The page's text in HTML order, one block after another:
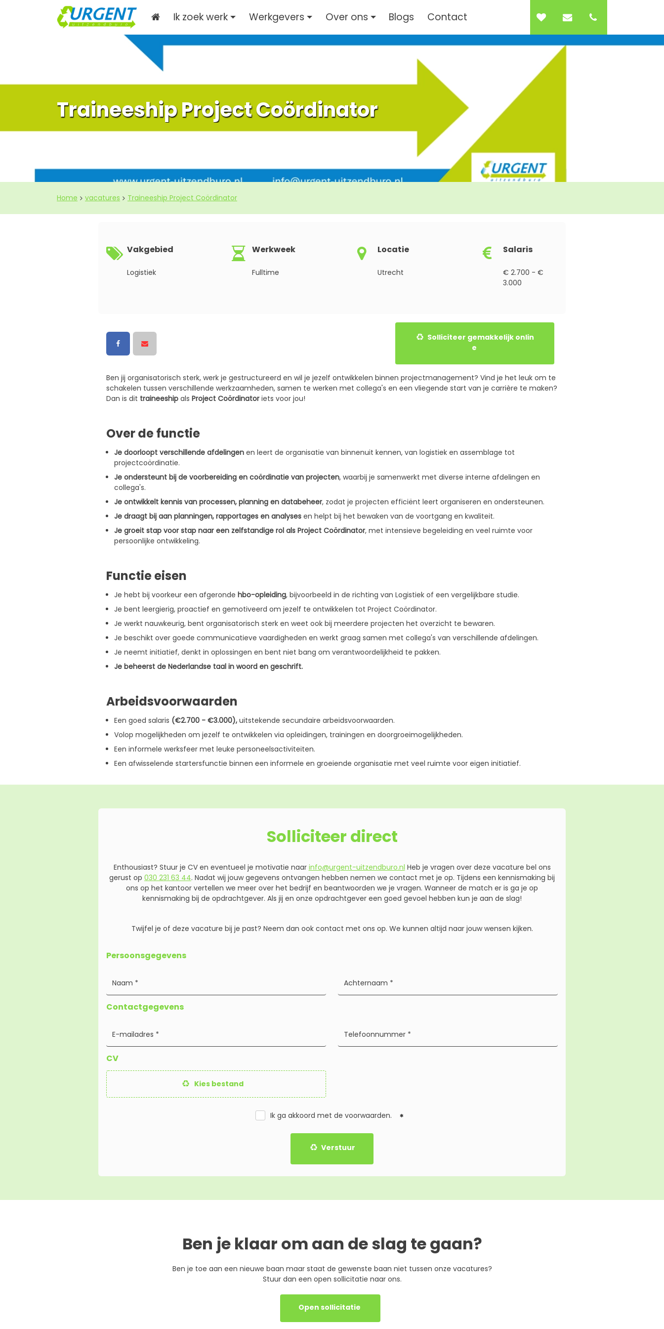
Ik zoek werk Werkgevers Over ons Blogs Contact
Traineeship Project Coördinator
Home vacatures Traineeship Project Coördinator
Vakgebied
Logistiek
Werkweek
Fulltime
Locatie
Utrecht
Salaris
€ 2.700 - €
3.000
e
Ben jij organisatorisch sterk, werk je gestructureerd en wil je jezelf ontwikkelen binnen projectmanagement? Vind je het leuk om te
schakelen tussen verschillende werkzaamheden, samen te werken met collega's en een vliegende start van je carrière te maken?
Dan is dit traineeship als Project Coördinator iets voor jou!
Over de functie
Je doorloopt verschillende afdelingen en leert de organisatie van binnenuit kennen, van logistiek en assemblage tot
projectcoördinatie.
Je ondersteunt bij de voorbereiding en coördinatie van projecten, waarbij je samenwerkt met diverse interne afdelingen en
collega's.
Je ontwikkelt kennis van processen, planning en databeheer, zodat je projecten efficiënt leert organiseren en ondersteunen.
Je draagt bij aan planningen, rapportages en analyses en helpt bij het bewaken van de voortgang en kwaliteit.
Je groeit stap voor stap naar een zelfstandige rol als Project Coördinator, met intensieve begeleiding en veel ruimte voor
persoonlijke ontwikkeling.
Functie eisen
Je hebt bij voorkeur een afgeronde hbo-opleiding, bijvoorbeeld in de richting van Logistiek of een vergelijkbare studie.
Je bent leergierig, proactief en gemotiveerd om jezelf te ontwikkelen tot Project Coördinator.
Je werkt nauwkeurig, bent organisatorisch sterk en weet ook bij meerdere projecten het overzicht te bewaren.
Je beschikt over goede communicatieve vaardigheden en werkt graag samen met collega's van verschillende afdelingen.
Je neemt initiatief, denkt in oplossingen en bent niet bang om verantwoordelijkheid te pakken.
Je beheerst de Nederlandse taal in woord en geschrift.
Arbeidsvoorwaarden
Een goed salaris (€2.700 - €3.000), uitstekende secundaire arbeidsvoorwaarden.
Volop mogelijkheden om jezelf te ontwikkelen via opleidingen, trainingen en doorgroeimogelijkheden.
Een informele werksfeer met leuke personeelsactiviteiten.
Een afwisselende startersfunctie binnen een informele en groeiende organisatie met veel ruimte voor eigen initiatief.
Solliciteer direct
Enthousiast? Stuur je CV en eventueel je motivatie naar info@urgent-uitzendburo.nl Heb je vragen over deze vacature bel ons
gerust op 030 231 63 44. Nadat wij jouw gegevens ontvangen hebben nemen we contact met je op. Tijdens een kennismaking bij
ons op het kantoor vertellen we meer over het bedrijf en beantwoorden we je vragen. Wanneer de match er is ga je op
kennismaking bij de opdrachtgever. Als jij en onze opdrachtgever een goed gevoel hebben kun je aan de slag!
Twijfel je of deze vacature bij je past? Neem dan ook contact met ons op. We kunnen altijd naar jouw wensen kijken.
Persoonsgegevens
Contactgegevens
CV
Kies bestand
Ik ga akkoord met de voorwaarden.
Verstuur
Ben je klaar om aan de slag te gaan?
Ben je toe aan een nieuwe baan maar staat de gewenste baan niet tussen onze vacatures?
Stuur dan een open sollicitatie naar ons.
Open sollicitatie